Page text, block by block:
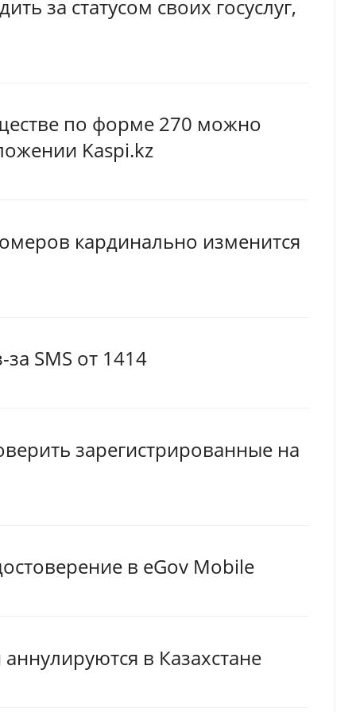
за статусом своих госуслуг,
по форме 270 можно
Kaspi.kz
кардинально изменится
SMS от 1414
зарегистрированные на
в eGov Mobile
в Казахстане